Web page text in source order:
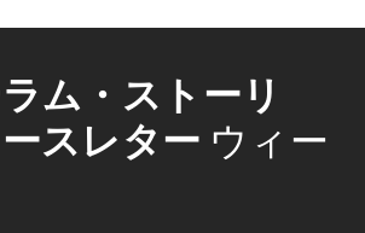
ラム・ストーリ
スレター ウィー